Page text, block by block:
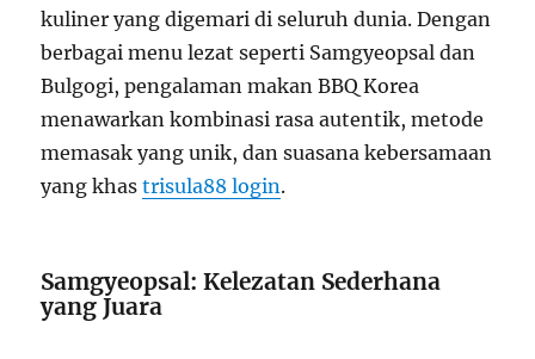
kuliner yang digemari di seluruh dunia. Dengan
berbagai menu lezat seperti Samgyeopsal dan
Bulgogi, pengalaman makan BBQ Korea
menawarkan kombinasi rasa autentik, metode
memasak yang unik, dan suasana kebersamaan
yang khastrisula88 login.
Samgyeopsal: Kelezatan Sederhana
yang Juara